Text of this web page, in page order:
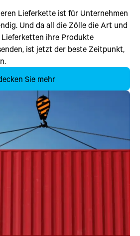
Lieferkette ist für Unternehmen
Und da all die Zölle die Art und
Lieferketten ihre Produkte
ist jetzt der beste Zeitpunkt,
Sie mehr